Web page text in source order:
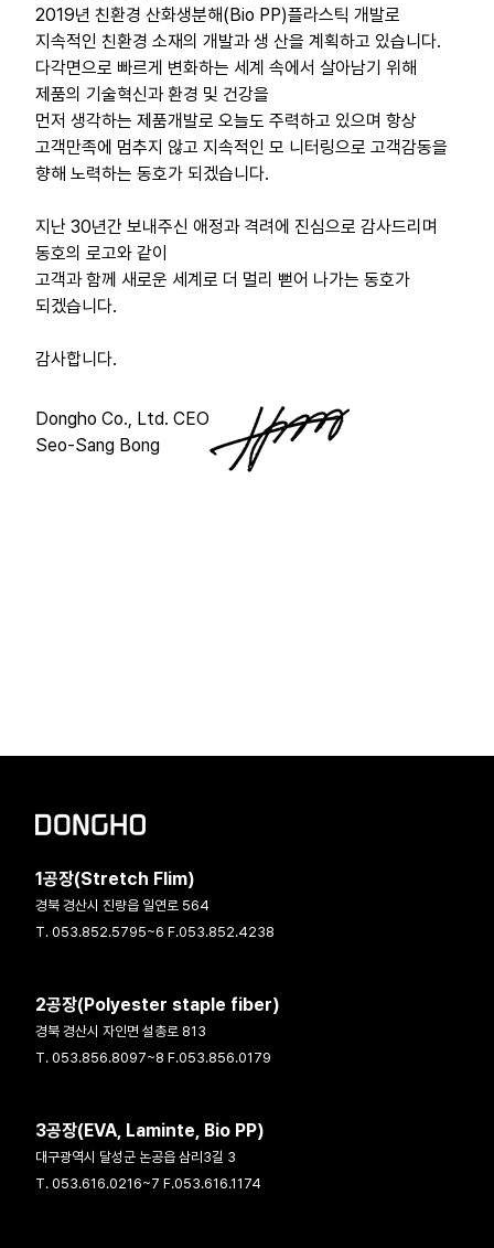
2019년 친환경 산화생분해(Bio PP)플라스틱 개발로
지속적인 친환경 소재의 개발과 생 산을 계획하고 있습니다.
다각면으로 빠르게 변화하는 세계 속에서 살아남기 위해
제품의 기술혁신과 환경 및 건강을
먼저 생각하는 제품개발로 오늘도 주력하고 있으며 항상
고객만족에 멈추지 않고 지속적인 모 니터링으로 고객감동을
향해 노력하는 동호가 되겠습니다.
지난 30년간 보내주신 애정과 격려에 진심으로 감사드리며
동호의 로고와 같이
고객과 함께 새로운 세계로 더 멀리 뻗어 나가는 동호가
되겠습니다.
감사합니다.
Dongho Co., Ltd. CEO
Seo-Sang Bong
1공장(Stretch Flim)
경북 경산시 진량읍 일연로 564
T. 053.852.5795~6 F.053.852.4238
2공장(Polyester staple fiber)
경북 경산시 자인면 설총로 813
T. 053.856.8097~8 F.053.856.0179
3공장(EVA, Laminte, Bio PP)
대구광역시 달성군 논공읍 삼리3길 3
T. 053.616.0216~7 F.053.616.1174